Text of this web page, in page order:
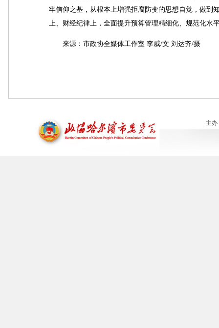
牢信仰之基，从根本上增强拒腐防变的思想自觉，做到
上、财经纪律上，全面提升预算管理精细化、规范化水
来源：市政协全媒体工作室 李威/文 刘达齐/摄
主